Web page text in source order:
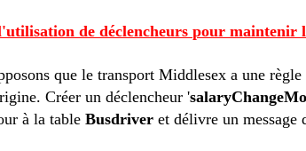
de déclencheurs pour maintenir
que le transport Middlesex a une règle
. Créer un déclencheur '
à la table Busdriver et délivre un message